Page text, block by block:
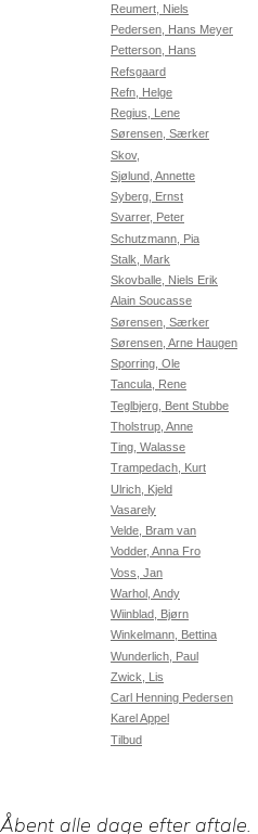
Reumert, Niels
Pedersen, Hans Meyer
Petterson, Hans
Refsgaard
Refn, Helge
Regius, Lene
Sørensen, Særker
Skov,
Sjølund, Annette
Syberg, Ernst
Svarrer, Peter
Schutzmann, Pia
Stalk, Mark
Skovballe, Niels Erik
Alain Soucasse
Sørensen, Særker
Sørensen, Arne Haugen
Sporring, Ole
Tancula, Rene
Teglbjerg, Bent Stubbe
Tholstrup, Anne
Ting, Walasse
Trampedach, Kurt
Ulrich, Kjeld
Vasarely
Velde, Bram van
Vodder, Anna Fro
Voss, Jan
Warhol, Andy
Wiinblad, Bjørn
Winkelmann, Bettina
Wunderlich, Paul
Zwick, Lis
Carl Henning Pedersen
Karel Appel
Tilbud
Åbent alle dage efter aftale.